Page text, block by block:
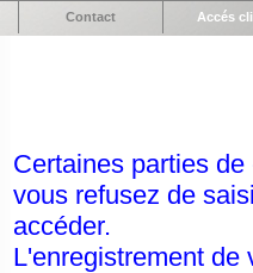
Contact Accés
Certaines parties
vous refusez de
accéder.
L'enregistrement de